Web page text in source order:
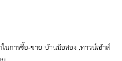
การซื้อ-ขาย บ้านมือสอง ,ทาวน์เฮ้าส์